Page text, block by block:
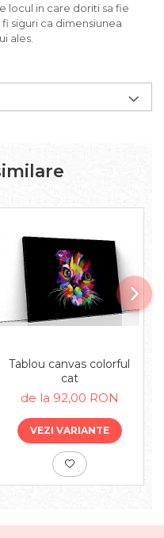
locul in care doriti sa fie
siguri ca dimensiunea
ales.
Tablou canvas colorful
cat
de la 92,00 RON
VEZI VARIANTE